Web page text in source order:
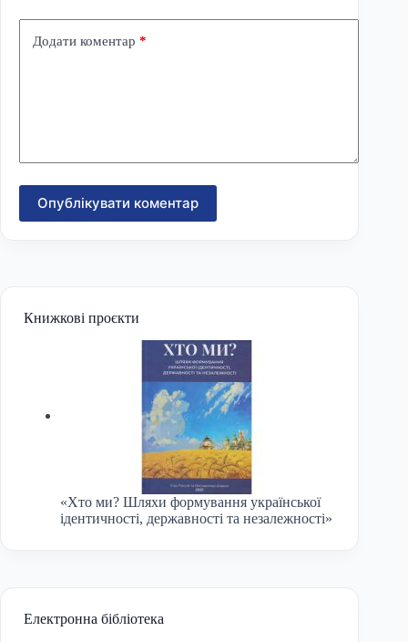
Додати коментар *
Опублікувати коментар
Книжкові проєкти
«Хто ми? Шляхи формування української
ідентичності, державності та незалежності»
Електронна бібліотека